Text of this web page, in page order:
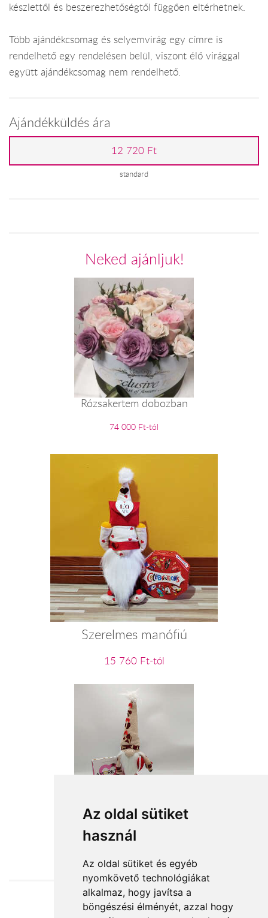
Az oldal sütiket
használ
Az oldal sütiket és egyéb
nyomkövető technológiákat
alkalmaz, hogy javítsa a
böngészési élményét, azzal hogy
készlettől és beszerezhetőségtől függően eltérhetnek.
Több ajándékcsomag és selyemvirág egy címre is
rendelhető egy rendelésen belül, viszont élő virággal
együtt ajándékcsomag nem rendelhető.
Ajándékküldés ára
12 720 Ft
standard
Neked ajánljuk!
Rózsakertem dobozban
74 000 Ft-tól
Szerelmes manófiú
15 760 Ft-tól
Manó fiúcska
12 440 Ft-tól
Elfogadott fizetési módok